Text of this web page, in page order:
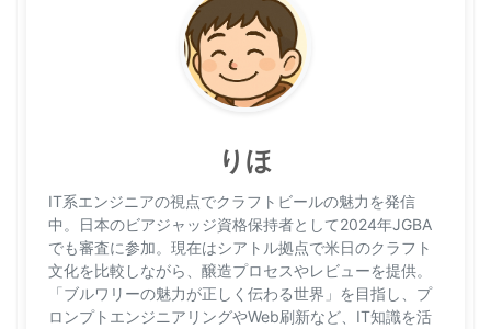
りほ
IT系エンジニアの視点でクラフトビールの魅力を発信
中。日本のビアジャッジ資格保持者として2024年JGBA
でも審査に参加。現在はシアトル拠点で米日のクラフト
文化を比較しながら、醸造プロセスやレビューを提供。
「ブルワリーの魅力が正しく伝わる世界」を目指し、プ
ロンプトエンジニアリングやWeb刷新など、IT知識を活